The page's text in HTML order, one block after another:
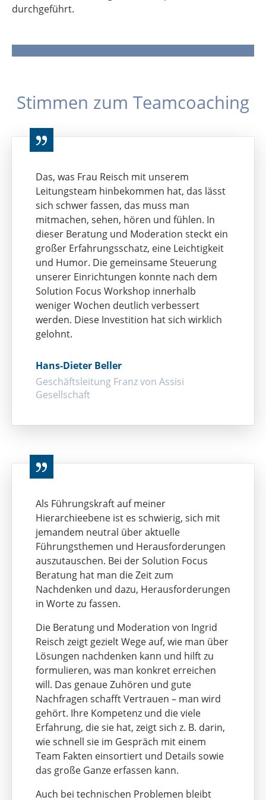
durchgeführt.
Stimmen zum Teamcoaching
Das, was Frau Reisch mit unserem
Leitungsteam hinbekommen hat, das lässt
sich schwer fassen, das muss man
mitmachen, sehen, hören und fühlen. In
dieser Beratung und Moderation steckt ein
großer Erfahrungsschatz, eine Leichtigkeit
und Humor. Die gemeinsame Steuerung
unserer Einrichtungen konnte nach dem
Solution Focus Workshop innerhalb
weniger Wochen deutlich verbessert
werden. Diese Investition hat sich wirklich
gelohnt.
Hans-Dieter Beller
Geschäftsleitung Franz von Assisi
Gesellschaft
Als Führungskraft auf meiner
Hierarchieebene ist es schwierig, sich mit
jemandem neutral über aktuelle
Führungsthemen und Herausforderungen
auszutauschen. Bei der Solution Focus
Beratung hat man die Zeit zum
Nachdenken und dazu, Herausforderungen
in Worte zu fassen.
Die Beratung und Moderation von Ingrid
Reisch zeigt gezielt Wege auf, wie man über
Lösungen nachdenken kann und hilft zu
formulieren, was man konkret erreichen
will. Das genaue Zuhören und gute
Nachfragen schafft Vertrauen – man wird
gehört. Ihre Kompetenz und die viele
Erfahrung, die sie hat, zeigt sich z. B. darin,
wie schnell sie im Gespräch mit einem
Team Fakten einsortiert und Details sowie
das große Ganze erfassen kann.
Auch bei technischen Problemen bleibt